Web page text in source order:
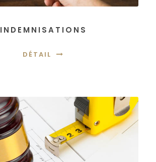
INDEMNISATIONS
DÉTAIL